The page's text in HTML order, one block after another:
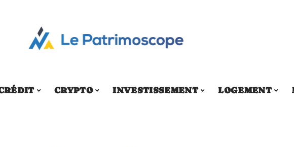
CRYPTO INVESTISSEMENT LOGEMENT